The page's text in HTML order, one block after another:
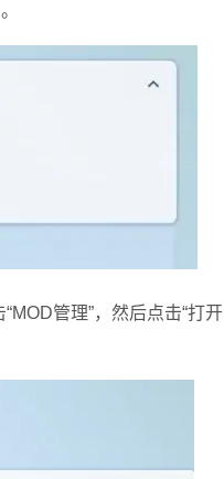
管理”，然后点击“打